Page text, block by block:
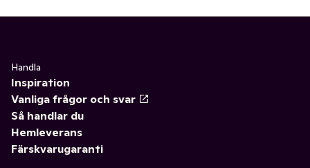
Handla
Inspiration
Vanliga frågor och svar
Så handlar du
Hemleverans
Färskvarugaranti